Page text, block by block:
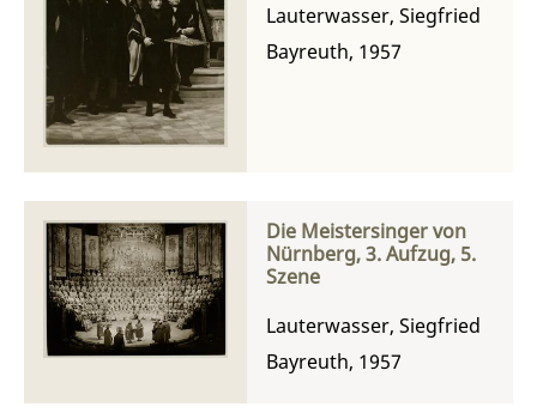
Lauterwasser, Siegfried
Bayreuth, 1957
Die Meistersinger von
Nürnberg, 3. Aufzug, 5.
Szene
Lauterwasser, Siegfried
Bayreuth, 1957